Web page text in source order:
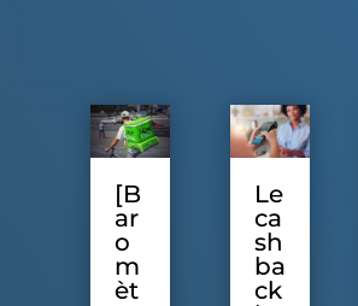
[B
ar
o
m
èt
Le
ca
sh
ba
ck